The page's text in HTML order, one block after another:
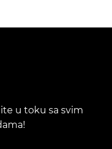
u toku sa svim